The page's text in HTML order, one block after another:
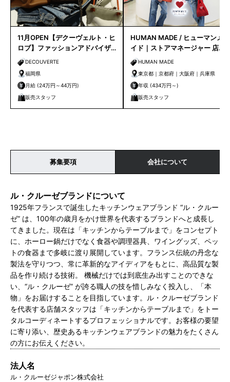
11月OPEN【デクーヴェルト・ヒ
ロブ】ファッションアドバイザ
ー｜天神店
DECOUVERTE
福岡県
月給 (24万円～44万円)
販売スタッフ
HUMAN MADE / ヒューマンメ
イド｜ストアマネージャー 店長
候補HUMAN MADE
東京都｜京都府｜大阪府｜兵庫県
年収 (434万円～)
販売スタッフ
募集要項 会社について
ル・クルーゼブランドについて
1925年フランスで誕生したキッチンウェアブランド “ル・クルー
ゼ” は、100年の歳月をかけ世界を代表するブランドへと成長し
てきました。現在は「キッチンからテーブルまで」をコンセプト
に、ホーロー鍋だけでなく食器や調理器具、ワイングッズ、ペッ
トの食器まで多岐に渡り展開しています。フランス伝統の丹念な
製法を守りつつ、常に革新的なアイディアをもとに、高品質な製
品を作り続ける技術。 機械だけでは到底生み出すことのできな
い、“ル・クルーゼ” が誇る職人の技を惜しみなく投入し、「本
物」をお届けすることを目指しています。ル・クルーゼブランド
を代表する店舗スタッフは「キッチンからテーブルまで」をトー
タルコーディネートするプロフェッショナルです。お客様の要望
に寄り添い、歴史あるキッチンウェアブランドの魅力をたくさん
の方にお伝えください。
法人名
ル・クルーゼジャポン株式会社